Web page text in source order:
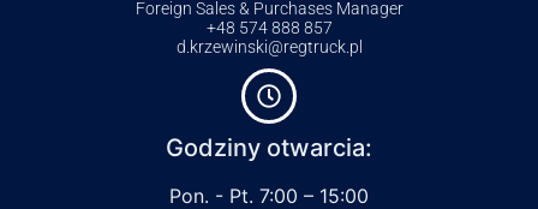
Foreign Sales & Purchases Manager
+48 574 888 857
d.krzewinski@regtruck.pl
Godziny otwarcia:
Pon. - Pt. 7:00 – 15:00